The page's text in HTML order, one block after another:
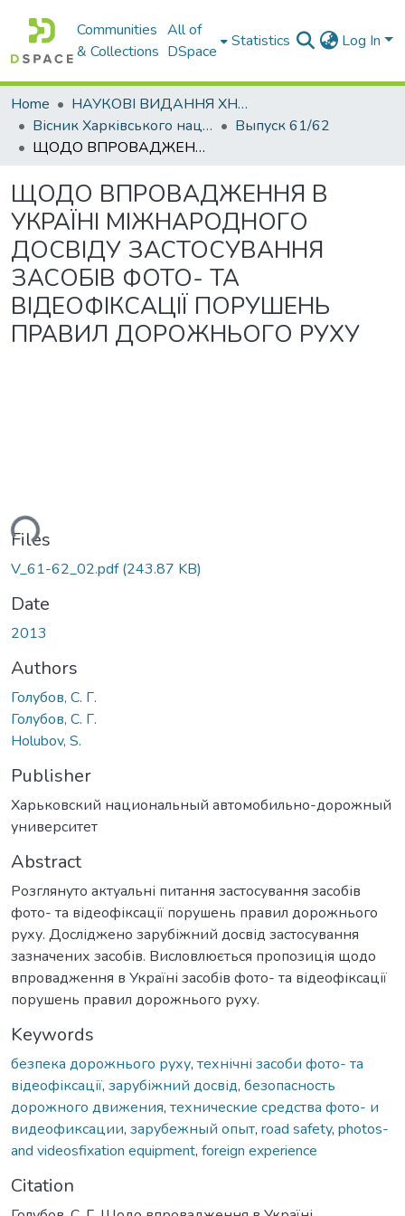
Communities
& Collections
All of
DSpace
Statistics Log In
Home
НАУКОВІ ВИДАННЯ ХНАДУ
Вісник Харківського національного автомобільно-дорожнього університету / Вестник Харьковского национального автомобильно-дорожного университета
Выпуск 61/62
ЩОДО ВПРОВАДЖЕННЯ В УКРАЇНІ МІЖНАРОДНОГО ДОСВІДУ ЗАСТОСУВАННЯ ЗАСОБІВ ФОТО- ТА ВІДЕОФІКСАЦІЇ ПОРУШЕНЬ ПРАВИЛ ДОРОЖНЬОГО РУХУ
ЩОДО ВПРОВАДЖЕННЯ В
УКРАЇНІ МІЖНАРОДНОГО
ДОСВІДУ ЗАСТОСУВАННЯ
ЗАСОБІВ ФОТО- ТА
ВІДЕОФІКСАЦІЇ ПОРУШЕНЬ
ПРАВИЛ ДОРОЖНЬОГО РУХУ
Files
V_61-62_02.pdf(243.87 KB)
Date
2013
Authors
Голубов, С. Г.
Голубов, С. Г.
Holubov, S.
Publisher
Харьковский национальный автомобильно-дорожный
университет
Abstract
Розглянуто актуальні питання застосування засобів
фото- та відеофіксації порушень правил дорожнього
руху. Досліджено зарубіжний досвід застосування
зазначених засобів. Висловлюється пропозиція щодо
впровадження в Україні засобів фото- та відеофіксації
порушень правил дорожнього руху.
Keywords
безпека дорожнього руху, технічні засоби фото- та
відеофіксації, зарубіжний досвід, безопасность
дорожного движения, технические средства фото- и
видеофиксации, зарубежный опыт, road safety, photos-
and videosfixation equipment, foreign experience
Citation